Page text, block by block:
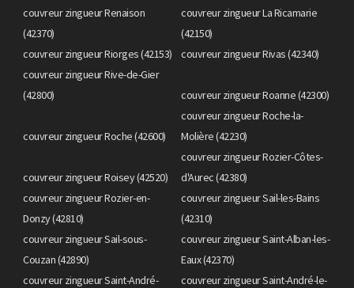
couvreur zingueur Renaison
(42370)
couvreur zingueur La Ricamarie
(42150)
couvreur zingueur Riorges (42153)
couvreur zingueur Rivas (42340)
couvreur zingueur Rive-de-Gier
(42800)
couvreur zingueur Roanne (42300)
couvreur zingueur Roche (42600)
couvreur zingueur Roche-la-
Molière (42230)
couvreur zingueur Roisey (42520)
couvreur zingueur Rozier-Côtes-
d'Aurec (42380)
couvreur zingueur Rozier-en-
Donzy (42810)
couvreur zingueur Sail-les-Bains
(42310)
couvreur zingueur Sail-sous-
Couzan (42890)
couvreur zingueur Saint-Alban-les-
Eaux (42370)
couvreur zingueur Saint-André-
couvreur zingueur Saint-André-le-